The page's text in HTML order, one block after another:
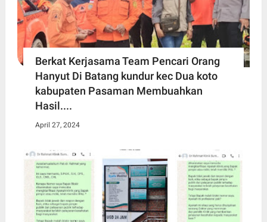
Berkat Kerjasama Team Pencari Orang
Hanyut Di Batang kundur kec Dua koto
kabupaten Pasaman Membuahkan
Hasil....
April 27, 2024